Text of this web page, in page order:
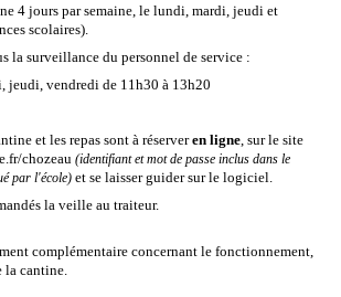
4 jours par semaine, le lundi, mardi, jeudi et
scolaires).
la surveillance du personnel de service :
jeudi, vendredi de 11h30 à 13h20
et les repas sont à réserveren ligne , sur le site
chozeau (identifiant et mot de passe inclus dans le
par l'école) et se laisser guider sur le logiciel.
la veille au traiteur.
complémentaire concernant le fonctionnement,
la cantine